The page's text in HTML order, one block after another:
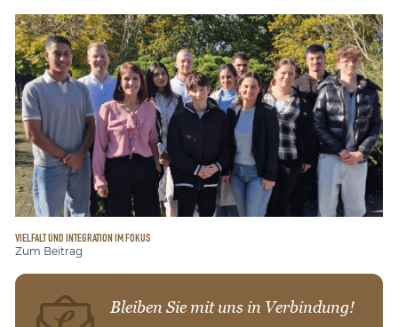
VIELFALT UND INTEGRATION IM FOKUS
Zum Beitrag
Bleiben Sie mit uns in Verbindung!